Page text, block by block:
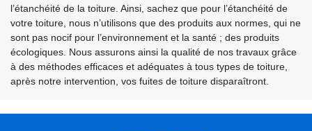
l’étanchéité de la toiture. Ainsi, sachez que pour l’étanchéité de
votre toiture, nous n’utilisons que des produits aux normes, qui ne
sont pas nocif pour l’environnement et la santé ; des produits
écologiques. Nous assurons ainsi la qualité de nos travaux grâce
à des méthodes efficaces et adéquates à tous types de toiture,
après notre intervention, vos fuites de toiture disparaîtront.